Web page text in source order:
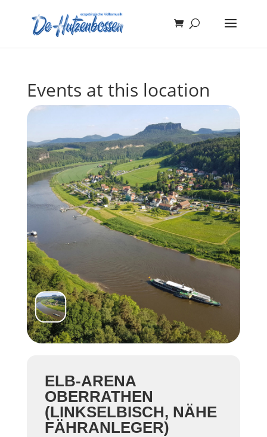
Events at this location
ELB-ARENA
OBERRATHEN
(LINKSELBISCH, NÄHE
FÄHRANLEGER)